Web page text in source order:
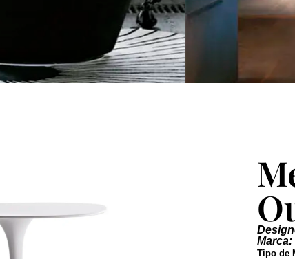
Tipo de